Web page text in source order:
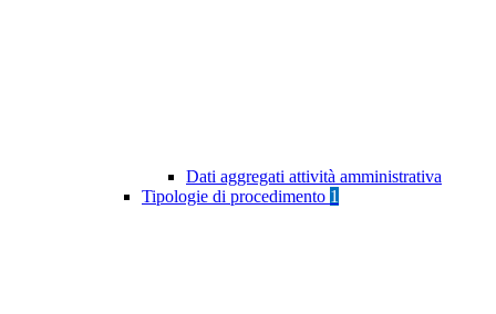
Dati aggregati attività amministrativa
Tipologie di procedimento 1